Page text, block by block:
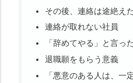
その後、連絡は途絶えた
連絡が取れない社員
「辞めてやる」と言っ
退職願をもらう意義
「悪意のある人は、一